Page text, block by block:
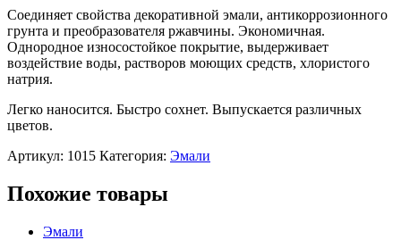
Соединяет свойства декоративной эмали, антикоррозионного
грунта и преобразователя ржавчины. Экономичная.
Однородное износостойкое покрытие, выдерживает
воздействие воды, растворов моющих средств, хлористого
натрия.
Легко наносится. Быстро сохнет. Выпускается различных
цветов.
Артикул: 1015 Категория: Эмали
Похожие товары
Эмали